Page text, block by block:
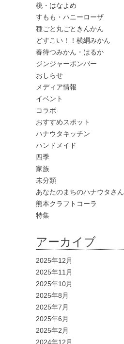
桃・はなよめ
すもも・ハニーローザ
種ごと丸ごときんかん
どすこい！！横綱みかん
春待つみかん・はるか
ジンジャーボンバー
おしらせ
メディア情報
イベント
コラボ
おすすめスポット
ハナウタキッチン
ハンドメイド
四季
家族
未分類
あなたのまちのハナウタさん
熊本クラフトコーラ
特集
アーカイブ
2025年12月
2025年11月
2025年10月
2025年8月
2025年7月
2025年6月
2025年2月
2024年12月